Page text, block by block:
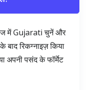
में Gujarati चुनें और
रिकग्नाइज़ किया
अपनी पसंद के फॉर्मेट